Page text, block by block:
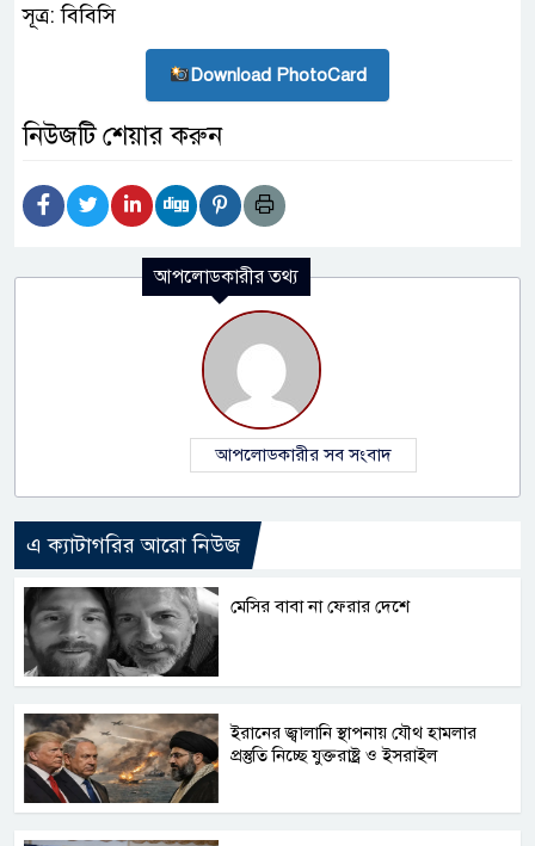
সূত্র: বিবিসি
Download PhotoCard
নিউজটি শেয়ার করুন
আপলোডকারীর তথ্য
আপলোডকারীর সব সংবাদ
এ ক্যাটাগরির আরো নিউজ
মেসির বাবা না ফেরার দেশে
ইরানের জ্বালানি স্থাপনায় যৌথ হামলার
প্রস্তুতি নিচ্ছে যুক্তরাষ্ট্র ও ইসরাইল